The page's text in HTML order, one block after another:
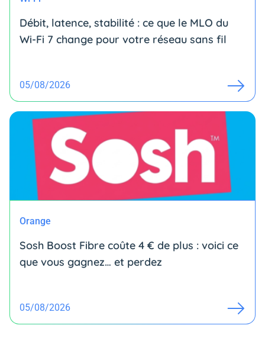
Débit, latence, stabilité : ce que le MLO du
Wi-Fi 7 change pour votre réseau sans fil
05/08/2026
Orange
Sosh Boost Fibre coûte 4 € de plus : voici ce
que vous gagnez… et perdez
05/08/2026